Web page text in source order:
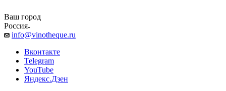
Ваш город
Россия
info@vinotheque.ru
Вконтакте
Telegram
YouTube
Яндекс.Дзен